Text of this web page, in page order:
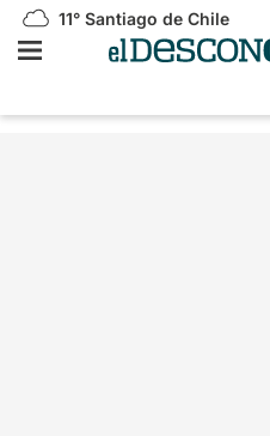
11° Santiago de Chile